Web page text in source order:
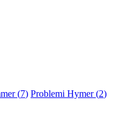
(7) Problemi Hymer (2)